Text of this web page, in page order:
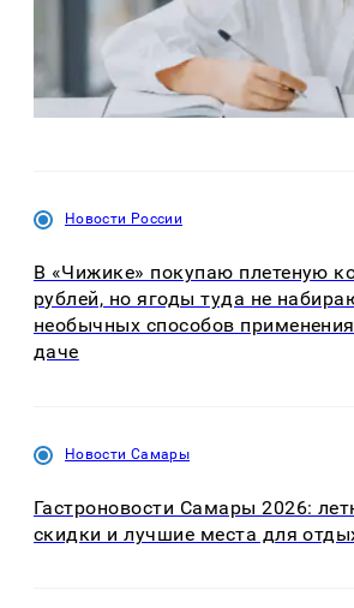
Новости России
В «Чижике» покупаю плетеную
рублей, но ягоды туда не
необычных способов
даче
Новости Самары
Гастроновости Самары 2026:
скидки и лучшие места для